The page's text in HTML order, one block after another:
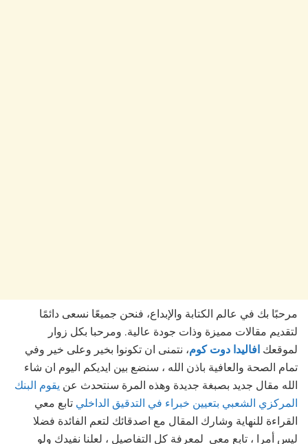
مرحبًا بك في عالم الكتابة والإبداع، فنحن جميعًا نسعى دائمًا
لتقديم مقالات مميزة وذات جودة عالية. ومرحبا بكل زوار
لموقعك افاليدا دوت كوم، نتمنى ان تكونوا بخير وعلى خير وفي
تمام الصحة والعافية باذن الله ، سنضع بين ايديكم اليوم ان شاء
الله مقال جديد بصبغة جديدة وهذه المرة سنتحدث عن يقوم البنك
المركزي الشعبي بتعيين خبراء في التدقيق الداخلي تابع معي
القراءة للنهاية وشارك المقال مع اصدقائك لتعم الفائدة فضلا
ليس أمرا ، تابع معي لمعرفة كل التفاصيل ، لعلنا نفيدك ولو